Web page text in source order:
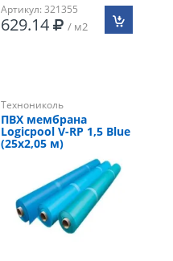
Артикул: 321355
629.14 / м2
Технониколь
ПВХ мембрана
Logicpool V-RP 1,5 Blue
(25х2,05 м)